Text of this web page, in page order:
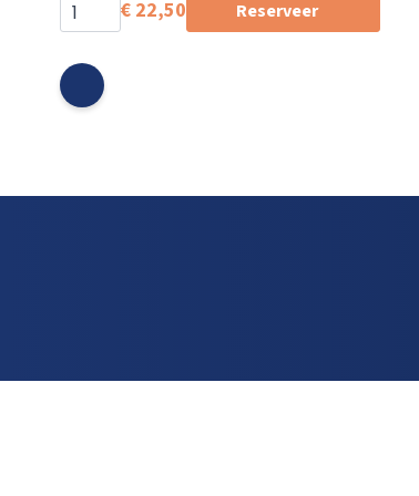
€22,50 Reserveer